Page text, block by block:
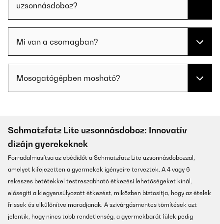
uzsonnásdoboz?
Mi van a csomagban?
Mosogatógépben mosható?
Schmatzfatz Lite uzsonnásdoboz: Innovatív
dizájn gyerekeknek
Forradalmasítsa az ebédidőt a Schmatzfatz Lite uzsonnásdobozzal,
amelyet kifejezetten a gyermekek igényeire terveztek. A 4 vagy 6
rekeszes betétekkel testreszabható étkezési lehetőségeket kínál,
elősegíti a kiegyensúlyozott étkezést, miközben biztosítja, hogy az ételek
frissek és elkülönítve maradjanak. A szivárgásmentes tömítések azt
jelentik, hogy nincs több rendetlenség, a gyermekbarát fülek pedig